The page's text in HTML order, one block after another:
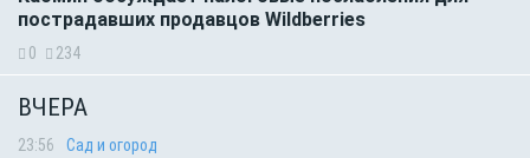
пострадавших продавцов Wildberries
0 234
ВЧЕРА
23:56 Сад и огород